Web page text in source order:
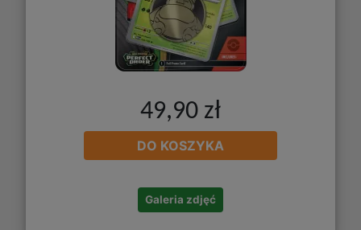
49,90 zł
DO KOSZYKA
Galeria zdjęć